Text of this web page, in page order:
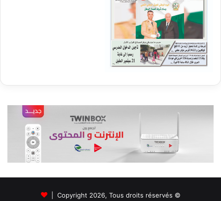
© Copyright 2026, Tous droits réservés |